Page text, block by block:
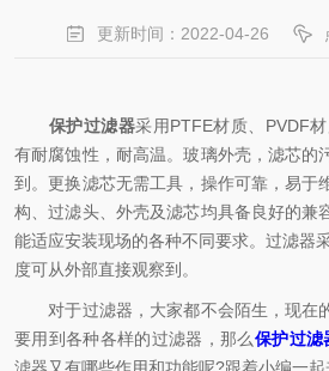
更新时间：2022-04-26
保护过滤器采用PTFE材质、PVDF
有耐腐蚀性，耐高温。玻璃外壳，滤芯的
到。更换滤芯无需工具，操作可靠，易于
构、过滤头、外壳及滤芯均具备良好的兼
能适应安装现场的各种不同要求。过滤器
度可从外部直接观察到。
对于过滤器，大家都不会陌生，现在
要用到各种各样的过滤器，那么保护过滤